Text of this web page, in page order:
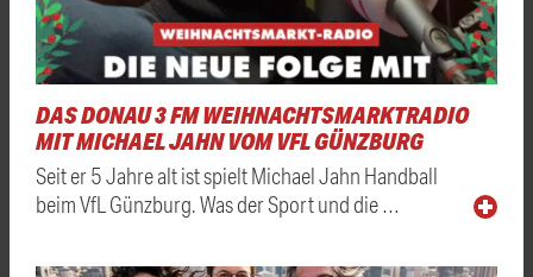
DAS DONAU 3 FM WEIHNACHTSMARKTRADIO
MIT MICHAEL JAHN VOM VFL GÜNZBURG
Seit er 5 Jahre alt ist spielt Michael Jahn Handball
beim VfL Günzburg. Was der Sport und die …